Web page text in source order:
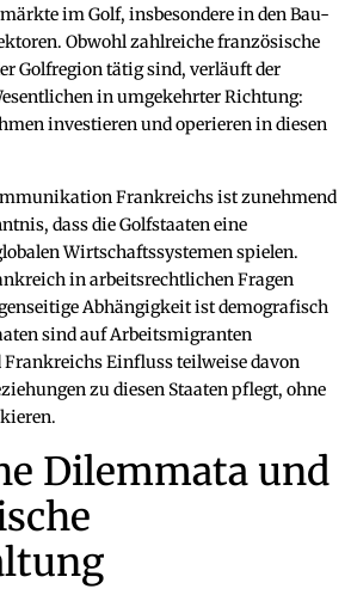
im Golf, insbesondere in den Bau-
Obwohl zahlreiche französische
Golfregion tätig sind, verläuft der
in umgekehrter Richtung:
investieren und operieren in diesen
Frankreichs ist zunehmend
dass die Golfstaaten eine
Wirtschaftssystemen spielen.
in arbeitsrechtlichen Fragen
Abhängigkeit ist demografisch
sind auf Arbeitsmigranten
Frankreichs Einfluss teilweise davon
zu diesen Staaten pflegt, ohne
Dilemmata und